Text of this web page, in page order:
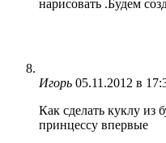
нарисовать .Будем
Игорь 05.11.2012 в
Как сделать куклу из
принцессу впервые